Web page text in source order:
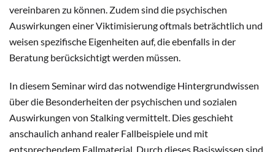
vereinbaren zu können. Zudem sind die psychischen
Auswirkungen einer Viktimisierung oftmals beträchtlich und
weisen spezifische Eigenheiten auf, die ebenfalls in der
Beratung berücksichtigt werden müssen.
In diesem Seminar wird das notwendige Hintergrundwissen
über die Besonderheiten der psychischen und sozialen
Auswirkungen von Stalking vermittelt. Dies geschieht
anschaulich anhand realer Fallbeispiele und mit
entsprechendem Fallmaterial. Durch dieses Basiswissen sind